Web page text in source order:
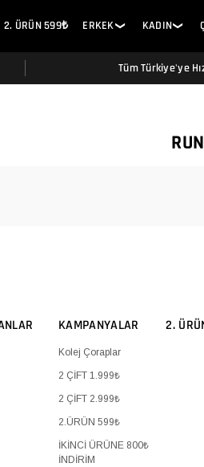
2. ÜRÜN 599₺ ERKEK ❯ KADIN❯
Tüm Türkiye'ye
KAMPANYALAR
Kolej Çoraplar
2 ÇİFT 1.999₺
2 ÇİFT 2.999₺
2.ÜRÜN 599₺
İKİNCİ ÜRÜNE 800₺
İNDİRİM
2.